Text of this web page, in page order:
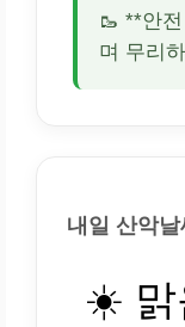
🥾 **안
며 무리
내일 산악
☀️ 맑